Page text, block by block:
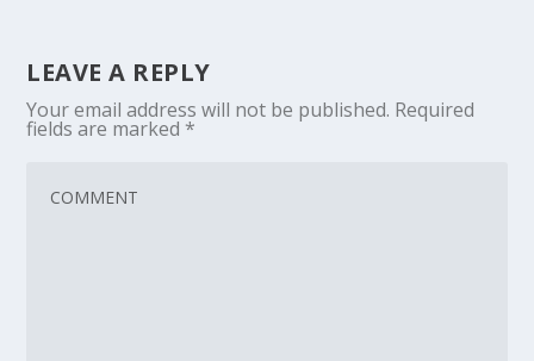
LEAVE A REPLY
Your email address will not be published. Required
fields are marked *